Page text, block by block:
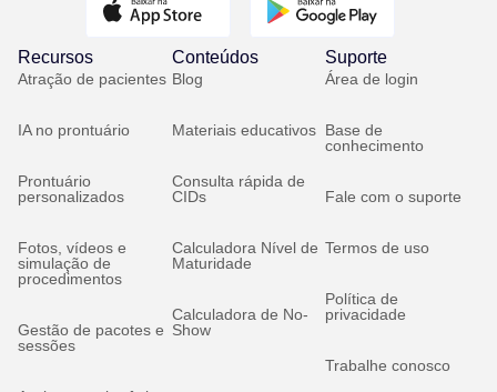
Recursos
Atração de pacientes
IA no prontuário
Prontuário
personalizados
Fotos, vídeos e
simulação de
procedimentos
Gestão de pacotes e
sessões
Conteúdos
Blog
Materiais educativos
Consulta rápida de
CIDs
Calculadora Nível de
Maturidade
Calculadora de No-
Show
Suporte
Área de login
Base de
conhecimento
Fale com o suporte
Termos de uso
Política de
privacidade
Trabalhe conosco